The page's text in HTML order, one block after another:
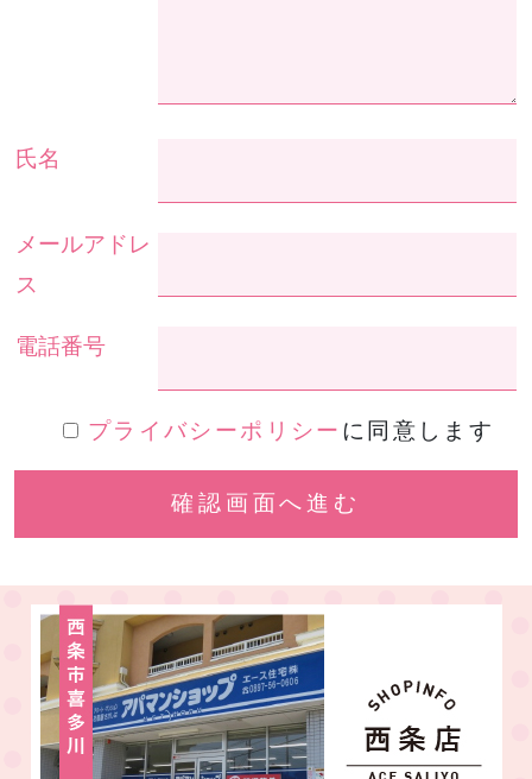
氏名
メールアドレ
ス
電話番号
プライバシーポリシー に同意します